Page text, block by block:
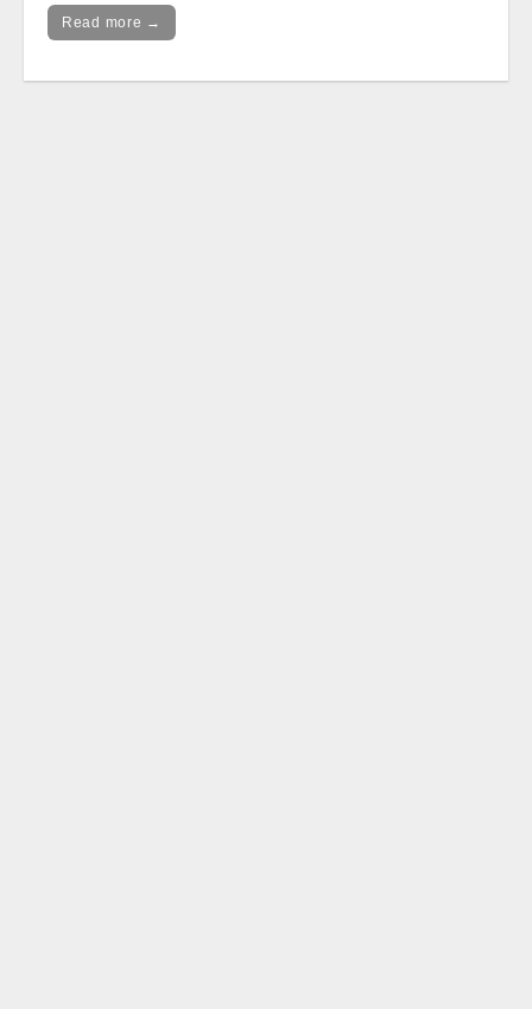
Read more →